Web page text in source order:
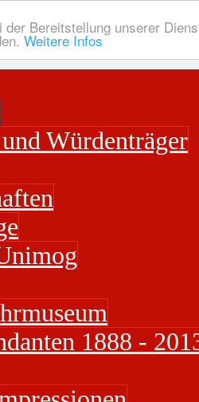
der Bereitstellung unserer
Weitere Infos
Würdenträger
1888 -